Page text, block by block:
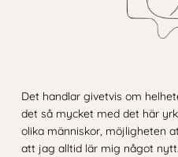
Det handlar givetvis om
det så mycket med det här
olika människor, möjligheten
att jag alltid lär mig något